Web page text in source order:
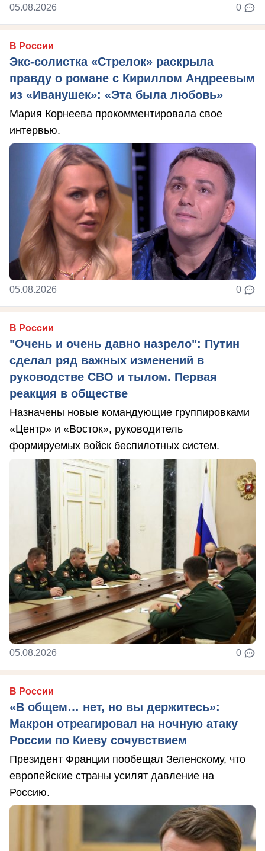
05.08.2026 0
В России
Экс-солистка «Стрелок» раскрыла
правду о романе с Кириллом Андреевым
из «Иванушек»: «Эта была любовь»
Мария Корнеева прокомментировала свое
интервью.
05.08.2026 0
В России
"Очень и очень давно назрело": Путин
сделал ряд важных изменений в
руководстве СВО и тылом. Первая
реакция в обществе
Назначены новые командующие группировками
«Центр» и «Восток», руководитель
формируемых войск беспилотных систем.
05.08.2026 0
В России
«В общем… нет, но вы держитесь»:
Макрон отреагировал на ночную атаку
России по Киеву сочувствием
Президент Франции пообещал Зеленскому, что
европейские страны усилят давление на
Россию.